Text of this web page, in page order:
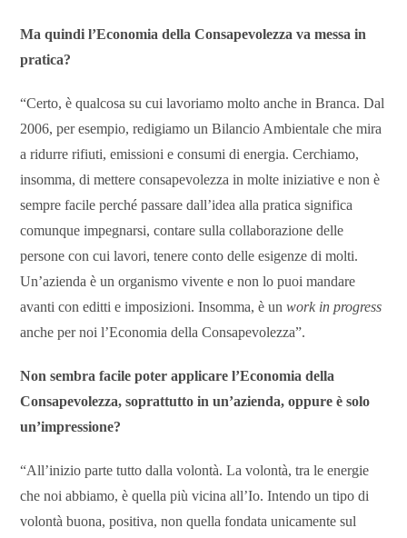
Ma quindi l’Economia della Consapevolezza va messa in
pratica?
“Certo, è qualcosa su cui lavoriamo molto anche in Branca. Dal
2006, per esempio, redigiamo un Bilancio Ambientale che mira
a ridurre rifiuti, emissioni e consumi di energia. Cerchiamo,
insomma, di mettere consapevolezza in molte iniziative e non è
sempre facile perché passare dall’idea alla pratica significa
comunque impegnarsi, contare sulla collaborazione delle
persone con cui lavori, tenere conto delle esigenze di molti.
Un’azienda è un organismo vivente e non lo puoi mandare
avanti con editti e imposizioni. Insomma, è unwork in progress
anche per noi l’Economia della Consapevolezza”.
Non sembra facile poter applicare l’Economiadella
Consapevolezza, soprattutto in un’azienda, oppure è solo
un’impressione?
“All’inizio parte tutto dalla volontà. La volontà, tra le energie
che noi abbiamo, è quella più vicina all’Io. Intendo un tipo di
volontà buona, positiva, non quella fondata unicamente sul